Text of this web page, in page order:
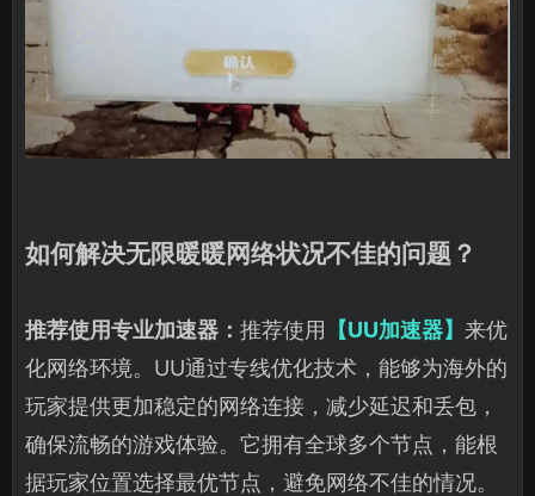
如何解决无限暖暖网络状况不佳的问题？
推荐使用专业加速器： 推荐使用 【UU加速器】 来优
化网络环境。UU通过专线优化技术，能够为海外的
玩家提供更加稳定的网络连接，减少延迟和丢包，
确保流畅的游戏体验。它拥有全球多个节点，能根
据玩家位置选择最优节点，避免网络不佳的情况。